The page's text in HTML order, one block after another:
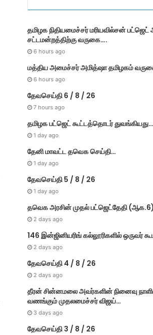
s
தமி​ழ​க நிதியமைச்சர் மரியவில்சன்
சட்டமன்றத்திற்கு வருகை….
6 hours ago
மத்திய அமைச்சர் அமித்ஷா தமிழகம்
6 hours ago
தேவசெய்தி 6 / 8 / 26
7 hours ago
தமிழக பட்ஜெட் கூட்டத்தொடர் துவங்கியது…
1 day ago
தேனி மாவட்ட தவெக செய்தி…
1 day ago
தேவசெய்தி 5 / 8 / 26
1 day ago
தவெக அரசின் முதல் பட்​ஜெட்தேதி
2 days ago
146 இன்ஜினியரிங் கல்லூரிகளில் ஒருவர்
2 days ago
தேவசெய்தி 4 / 8 / 26
2 days ago
தீரன் சின்னமலை அவர்களின் நினைவு
வணங்கும் முதலமைச்சர் விஜய்…
3 days ago
தேவசெய்தி 3 / 8 / 26